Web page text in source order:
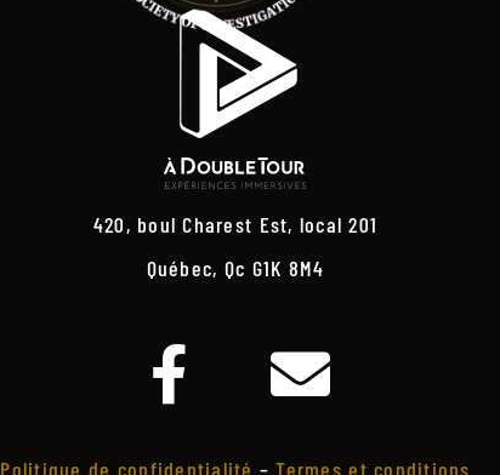
420, boul Charest Est, local 201
Québec, Qc G1K 8M4
Politique de confidentialité –Termes et conditions